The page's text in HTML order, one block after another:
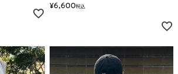
¥6,600税込